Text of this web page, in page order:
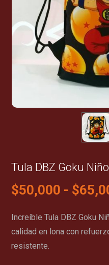
Tula DBZ Goku Niño
$50,000 - $
Increíble Tula DBZ Goku
calidad en lona con
resistente.